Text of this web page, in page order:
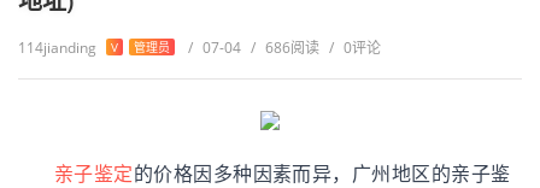
114jianding V 管理员 / 07-04 / 686阅读 / 0评论
亲子鉴定的价格因多种因素而异，广州地区的亲子鉴